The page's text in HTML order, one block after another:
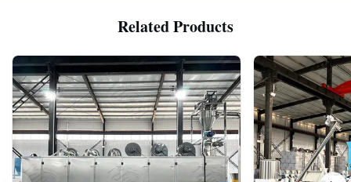
Related Products